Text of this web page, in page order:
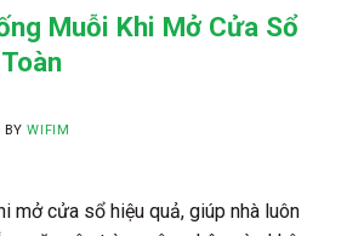
Muỗi Khi Mở Cửa Sổ
BYWIFIM
mở cửa sổ hiệu quả, giúp nhà luôn